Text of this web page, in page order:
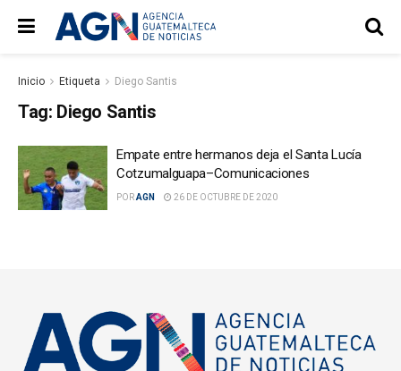
Inicio Etiqueta Diego Santis
Tag: Diego Santis
Empate entre hermanos deja el Santa Lucía
Cotzumalguapa–Comunicaciones
PORAGN 26 DE OCTUBRE DE 2020